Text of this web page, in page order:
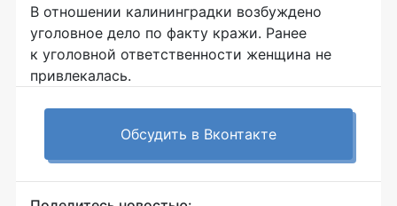
В отношении калининградки возбуждено
уголовное дело по факту кражи. Ранее
к уголовной ответственности женщина не
привлекалась.
Обсудить в Вконтакте